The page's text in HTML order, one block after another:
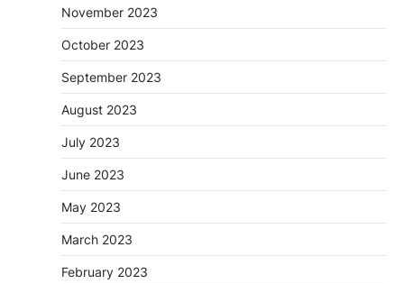
November 2023
October 2023
September 2023
August 2023
July 2023
June 2023
May 2023
March 2023
February 2023